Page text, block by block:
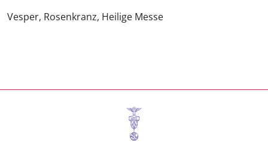
Vesper, Rosenkranz, Heilige Messe